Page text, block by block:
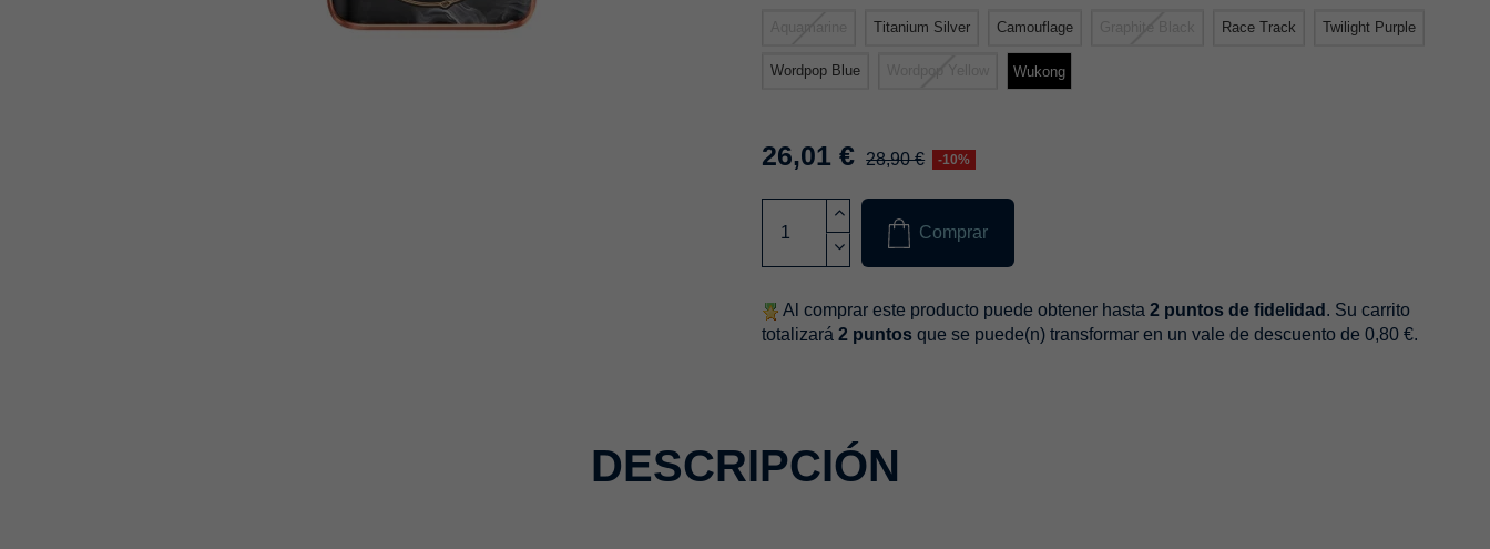
Titanium Silver Camouflage Race Track Twilight Purple
Wordpop Blue Wukong
26,01 € 28,90 € -10%
Comprar
Al comprar este producto puede obtener hasta 2 puntos de fidelidad . Su carrito
totalizará 2 puntos que se puede(n) transformar en un vale de descuento de 0,80 €.
DESCRIPCIÓN